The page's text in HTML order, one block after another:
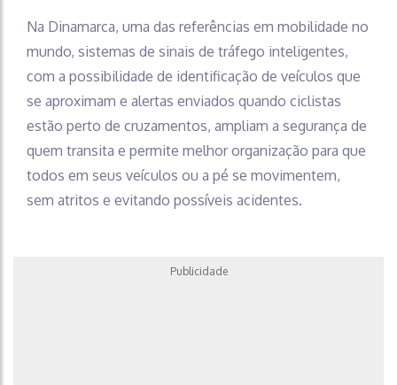
Na Dinamarca, uma das referências em mobilidade no
mundo, sistemas de sinais de tráfego inteligentes,
com a possibilidade de identificação de veículos que
se aproximam e alertas enviados quando ciclistas
estão perto de cruzamentos, ampliam a segurança de
quem transita e permite melhor organização para que
todos em seus veículos ou a pé se movimentem,
sem atritos e evitando possíveis acidentes.
Publicidade